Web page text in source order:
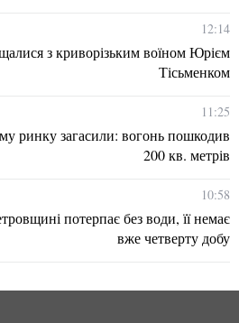
12:14
з криворізьким воїном Юрієм
Тісьменком
11:25
ринку загасили: вогонь пошкодив
200 кв. метрів
10:58
потерпає без води, її немає
вже четверту добу